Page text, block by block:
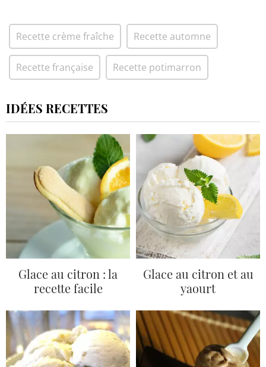
Recette crème fraîche Recette automne
Recette française Recette potimarron
IDÉES RECETTES
Glace au citron : la
recette facile
Glace au citron et au
yaourt